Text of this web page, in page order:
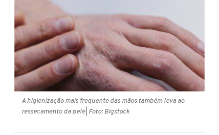
A higienização mais frequente das mãos também leva ao
ressecamento da pele| Foto: Bigstock